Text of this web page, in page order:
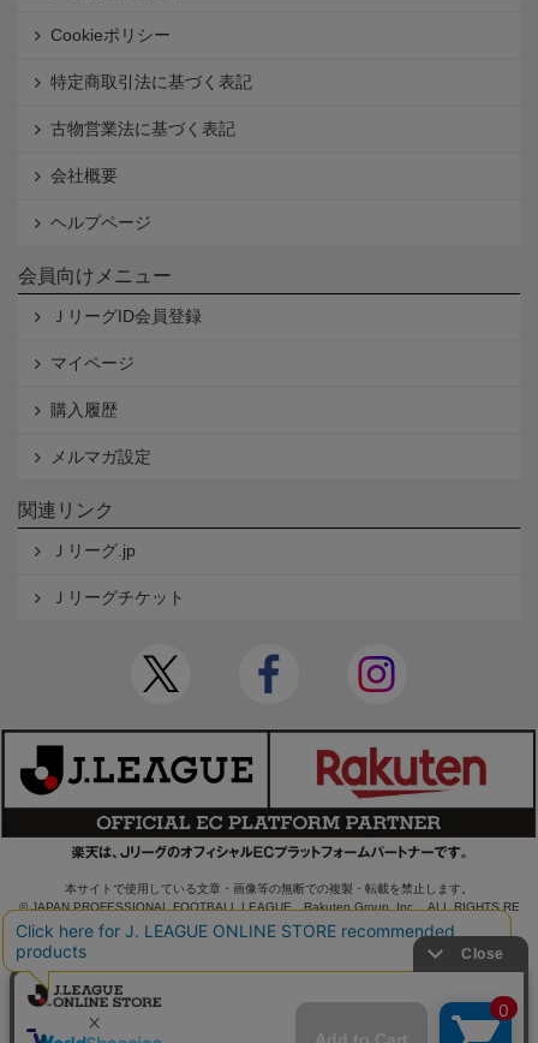
Cookieポリシー
特定商取引法に基づく表記
古物営業法に基づく表記
会社概要
ヘルプページ
会員向けメニュー
ＪリーグID会員登録
マイページ
購入履歴
メルマガ設定
関連リンク
Ｊリーグ.jp
Ｊリーグチケット
本サイトで使用している文章・画像等の無断での複製・転載を禁止します。
© JAPAN PROFESSIONAL FOOTBALL LEAGUE Rakuten Group, Inc. ALL RIGHTS RE
SERVED.